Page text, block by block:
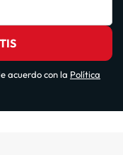
acuerdo con la Política